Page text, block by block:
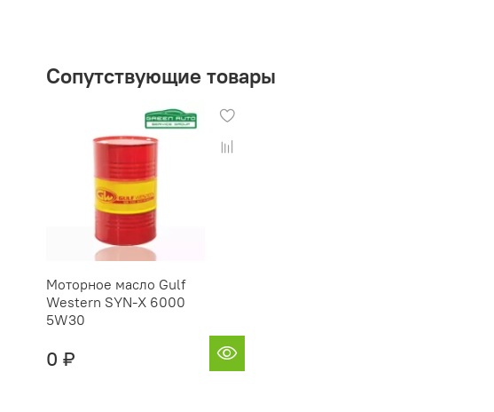
Сопутствующие товары
Моторное масло Gulf
Western SYN-X 6000
5W30
0 ₽